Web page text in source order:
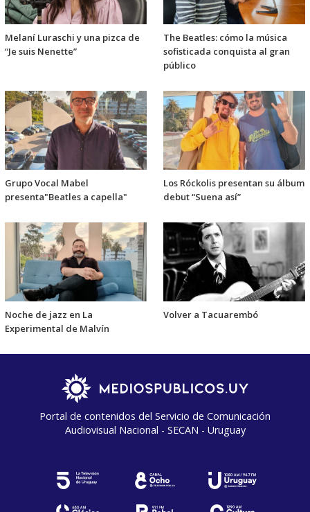
Melaní Luraschi y una pizca de
“Je suis Nenette”
The Beatles: cómo la música
sofisticada conquista al gran
público
Grupo Vocal Mabel
presenta"Beatles a capella"
Los Róckolis presentan su álbum
debut “Suena así”
Noche de jazz en La
Experimental de Malvín
Volver a Tacuarembó
Portal de contenidos del Servicio de Comunicación
Audiovisual Nacional - SECAN - Uruguay